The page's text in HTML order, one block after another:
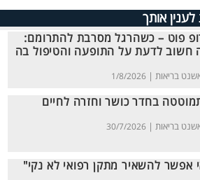
לענין אותך
פוט – כשהרגל מסרבת להתרומם:
חשוב לדעת על התופעה והטיפול בה
בריאות | 1/8/2026
בחדר כושר וחזרה לחיים
בריאות | 30/7/2026
אפשר להשאיר מתקן רפואי לא נקי"